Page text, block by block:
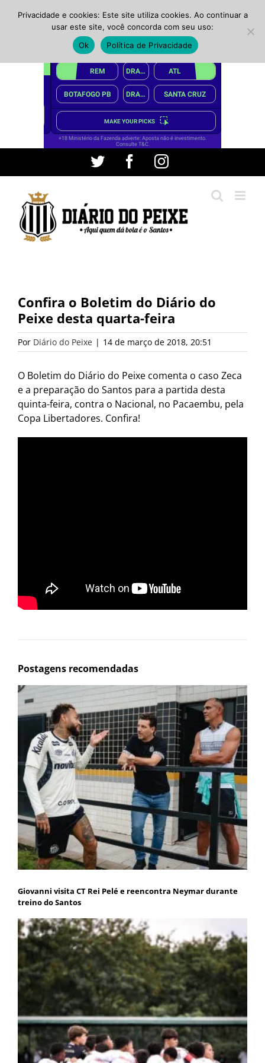
conteúdo
Twitter FacebookInstagram
Confira o Boletim do Diário do
Peixe desta quarta-feira
Por Diário do Peixe | 14 de março de 2018, 20:51
O Boletim do Diário do Peixe comenta o caso Zeca
e a preparação do Santos para a partida desta
quinta-feira, contra o Nacional, no Pacaembu, pela
Copa Libertadores. Confira!
Postagens recomendadas
Giovanni visita CT Rei Pelé e reencontra Neymar durante
treino do Santos
Privacidade e cookies: Este site utiliza cookies. Ao continuar a
usar este site, você concorda com seu uso:
Ok
Política de Privacidade